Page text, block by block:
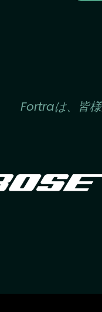
Fortraは、皆